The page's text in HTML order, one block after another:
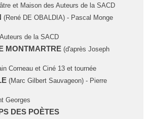
et Maison des Auteurs de la SACD
(René DE OBALDIA) - Pascal Monge
de la SACD
MONTMARTRE (d'après Joseph
Corneau et Ciné 13 et tournée
(Marc Gilbert Sauvageon) - Pierre
Georges
DES POÈTES